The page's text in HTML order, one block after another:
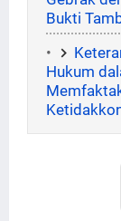
Bukti
Hukum